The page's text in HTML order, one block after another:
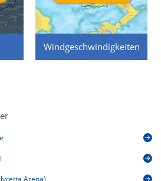
Windgeschwindigkeiten
Arena)